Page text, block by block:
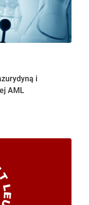
i
AML